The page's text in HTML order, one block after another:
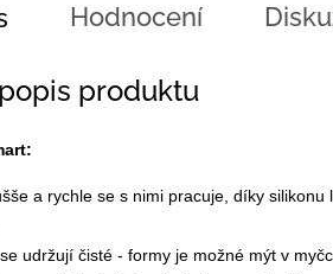
Hodnocení
produktu
a rychle se s nimi pracuje, díky silikonu
udržují čisté - formy je možné mýt v